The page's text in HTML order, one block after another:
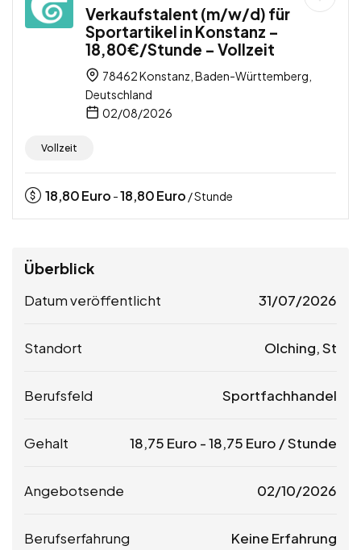
Verkaufstalent (m/w/d) für
Sportartikel in Konstanz –
18,80€/Stunde – Vollzeit
78462 Konstanz, Baden-Württemberg,
Deutschland
02/08/2026
Vollzeit
18,80Euro -18,80Euro / Stunde
Überblick
Datum veröffentlicht 31/07/2026
Standort Olching, St
Berufsfeld Sportfachhandel
Gehalt 18,75 Euro -18,75 Euro / Stunde
Angebotsende 02/10/2026
Berufserfahrung Keine Erfahrung